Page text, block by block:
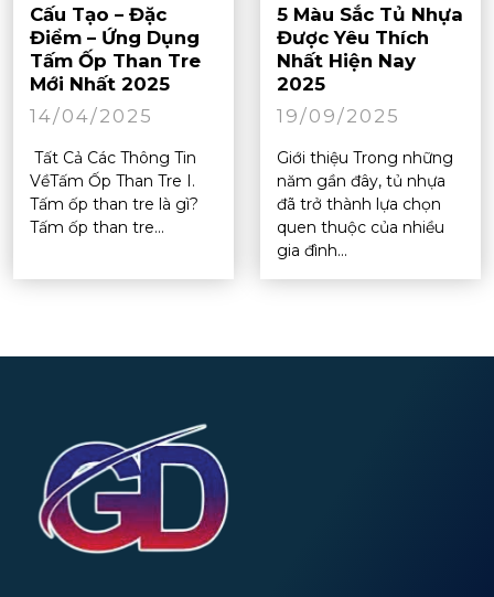
Cấu Tạo – Đặc
Điểm – Ứng Dụng
Tấm Ốp Than Tre
Mới Nhất 2025
14/04/2025
Tất Cả Các Thông Tin
VềTấm Ốp Than Tre I.
Tấm ốp than tre là gì?
Tấm ốp than tre...
5 Màu Sắc Tủ Nhựa
Được Yêu Thích
Nhất Hiện Nay
2025
19/09/2025
Giới thiệu Trong những
năm gần đây, tủ nhựa
đã trở thành lựa chọn
quen thuộc của nhiều
gia đình...